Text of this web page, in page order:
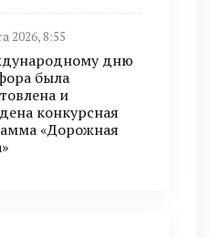
2026, 8:55
дню
была
и
конкурсная
«Дорожная